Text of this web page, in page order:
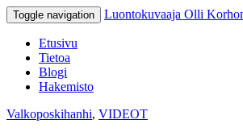
Toggle navigation Luontokuvaaja Olli
Etusivu
Tietoa
Blogi
Hakemisto
Valkoposkihanhi, VIDEOT